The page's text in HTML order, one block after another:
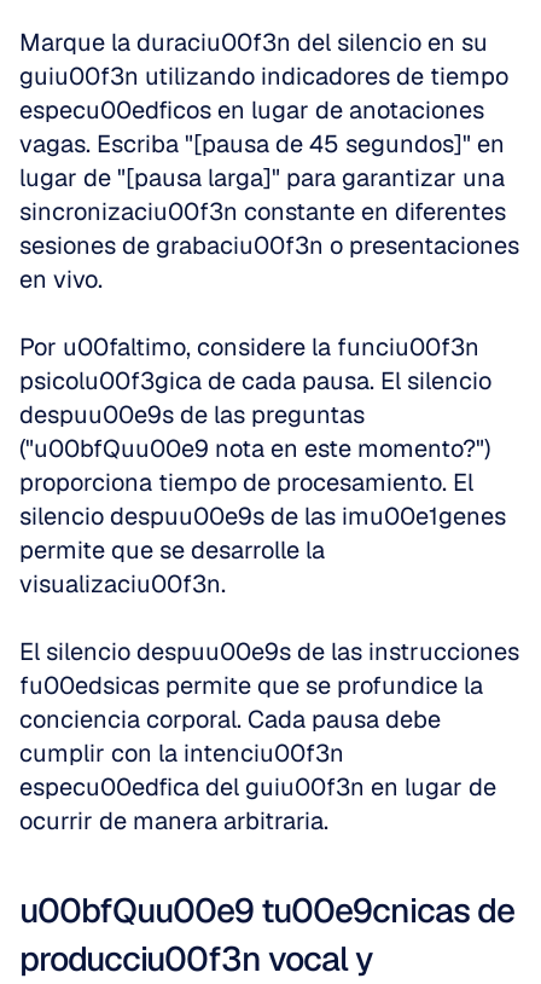
Marque la duraciu00f3n del silencio en su
guiu00f3n utilizando indicadores de tiempo
especu00edficos en lugar de anotaciones
vagas. Escriba "[pausa de 45 segundos]" en
lugar de "[pausa larga]" para garantizar una
sincronizaciu00f3n constante en diferentes
sesiones de grabaciu00f3n o presentaciones
en vivo.
Por u00faltimo, considere la funciu00f3n
psicolu00f3gica de cada pausa. El silencio
despuu00e9s de las preguntas
("u00bfQuu00e9 nota en este momento?")
proporciona tiempo de procesamiento. El
silencio despuu00e9s de las imu00e1genes
permite que se desarrolle la
visualizaciu00f3n.
El silencio despuu00e9s de las instrucciones
fu00edsicas permite que se profundice la
conciencia corporal. Cada pausa debe
cumplir con la intenciu00f3n
especu00edfica del guiu00f3n en lugar de
ocurrir de manera arbitraria.
u00bfQuu00e9 tu00e9cnicas de
producciu00f3n vocal y